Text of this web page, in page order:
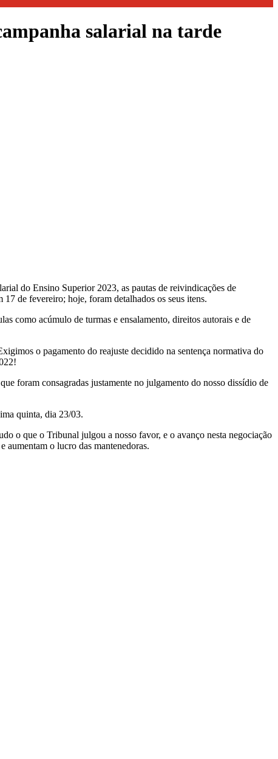
salarial na tarde
do Ensino Superior 2023, as pautas de reivindicações de
17 de fevereiro; hoje, foram detalhados os seus itens.
como acúmulo de turmas e ensalamento, direitos autorais e de
o pagamento do reajuste decidido na sentença normativa do
foram consagradas justamente no julgamento do nosso dissídio de
quinta, dia 23/03.
o que o Tribunal julgou a nosso favor, e o avanço nesta negociação
aumentam o lucro das mantenedoras.